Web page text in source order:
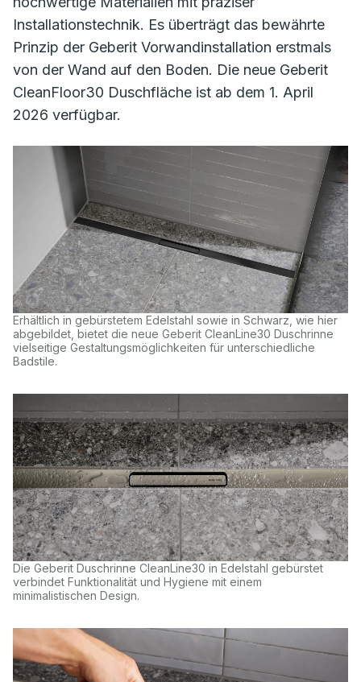
Installationstechnik. Es überträgt das bewährte
Prinzip der Geberit Vorwandinstallation erstmals
von der Wand auf den Boden. Die neue Geberit
CleanFloor30 Duschfläche ist ab dem 1. April
2026 verfügbar.
Erhältlich in gebürstetem Edelstahl sowie in Schwarz, wie hier
abgebildet, bietet die neue Geberit CleanLine30 Duschrinne
vielseitige Gestaltungsmöglichkeiten für unterschiedliche
Badstile.
Die Geberit Duschrinne CleanLine30 in Edelstahl gebürstet
verbindet Funktionalität und Hygiene mit einem
minimalistischen Design.